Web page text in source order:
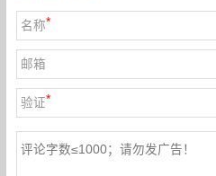
名称*
邮箱
验证*